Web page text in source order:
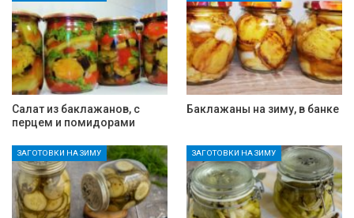
Салат из баклажанов, с
перцем и помидорами
Баклажаны на зиму, в банке
ЗАГОТОВКИ НА ЗИМУ ЗАГОТОВКИ НА ЗИМУ